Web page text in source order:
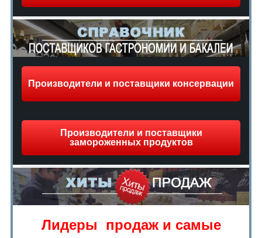
Производители и поставщики консервации
Производители и поставщики
замороженных продуктов
Лидеры продаж и самые